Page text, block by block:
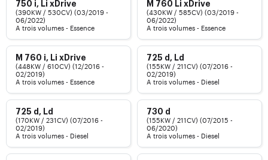
750 i, Li xDrive
(390KW / 530CV) (03/2019 -
06/2022)
A trois volumes - Essence
M 760 Li xDrive
(430KW / 585CV) (03/2019 -
06/2022)
A trois volumes - Essence
M 760 i, Li xDrive
(448KW / 610CV) (12/2016 -
02/2019)
A trois volumes - Essence
725 d, Ld
(155KW / 211CV) (07/2016 -
02/2019)
A trois volumes - Diesel
725 d, Ld
(170KW / 231CV) (07/2016 -
02/2019)
A trois volumes - Diesel
730 d
(155KW / 211CV) (07/2015 -
06/2020)
A trois volumes - Diesel